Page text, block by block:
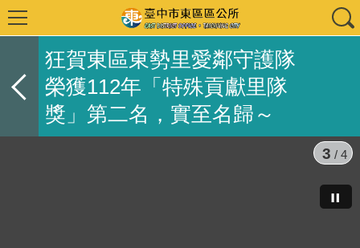
狂賀東區東勢里愛鄰守護隊
榮獲112年「特殊貢獻里隊
獎」第二名，實至名歸～
3 / 4